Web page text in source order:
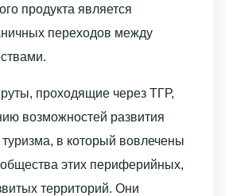
продукта является
переходов между
проходящие через ТГР,
возможностей развития
туризма, в который вовлечены
этих периферийных,
территорий. Они